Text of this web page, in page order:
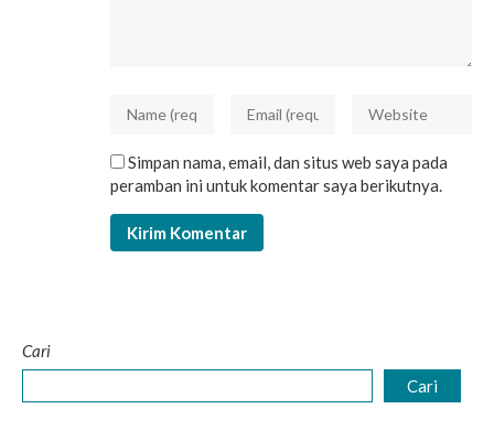
Simpan nama, email, dan situs web saya pada
peramban ini untuk komentar saya berikutnya.
Cari
Cari